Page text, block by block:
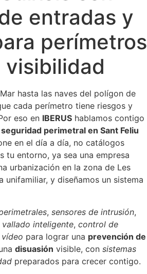
entradas y
perímetros
visibilidad
hasta las naves del polígon de
cada perímetro tiene riesgos y
eso en IBERUS hablamos contigo
seguridad perimetral en Sant Feliu
en el día a día, no catálogos
tu entorno, ya sea una empresa
urbanización en la zona de Les
unifamiliar, y diseñamos un sistema
, sensores de intrusión,
vallado inteligente, control de
para lograr una prevención de
disuasión visible, con sistemas
preparados para crecer contigo.